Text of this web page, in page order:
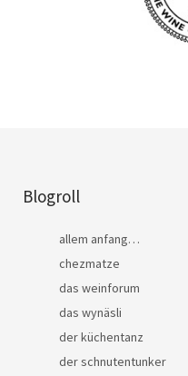
Blogroll
allem anfang…
chezmatze
das weinforum
das wynäsli
der küchentanz
der schnutentunker